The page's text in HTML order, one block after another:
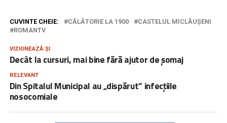
CUVINTE CHEIE: CĂLĂTORIE LA 1900
CASTELUL MICLĂUȘENI
ROMANTV
VIZIONEAZĂ ȘI
Decât la cursuri, mai bine fără ajutor de șomaj
RELEVANT
Din Spitalul Municipal au „dispărut” infecțiile
nosocomiale